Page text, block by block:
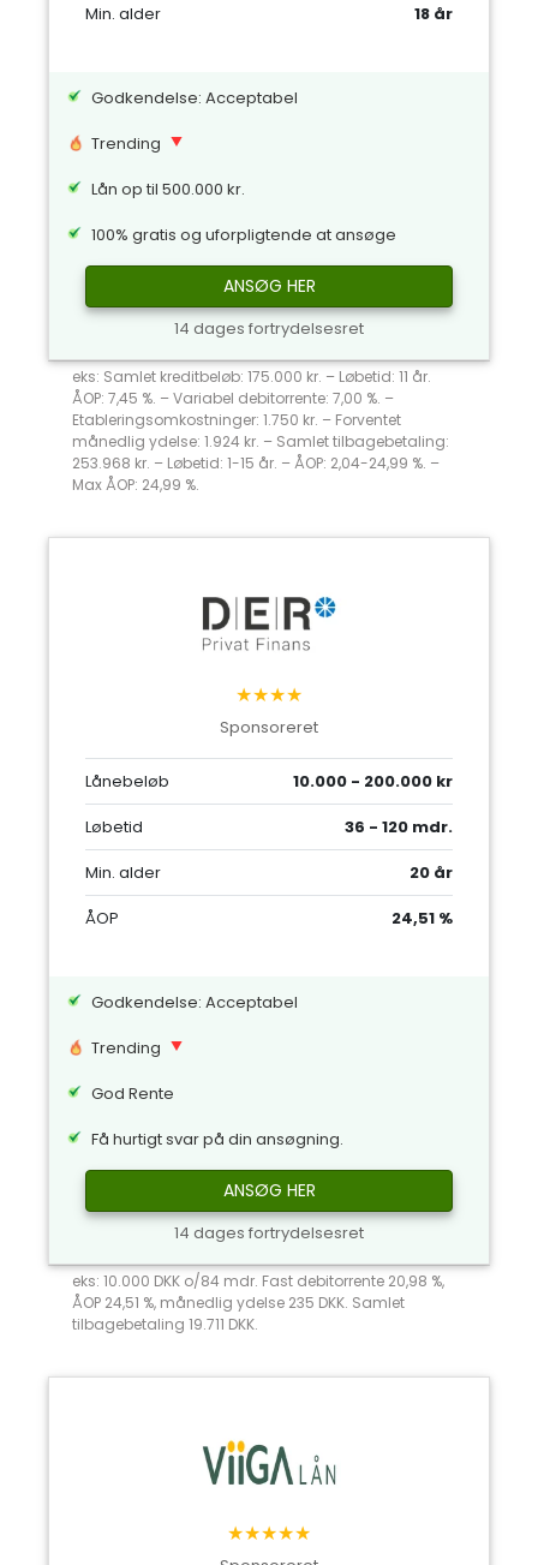
Min. alder
18 år
Godkendelse: Acceptabel
Trending
Lån op til 500.000 kr.
100% gratis og uforpligtende at ansøge
ANSØG HER
14 dages fortrydelsesret
eks: Samlet kreditbeløb: 175.000 kr. – Løbetid: 11 år.
ÅOP: 7,45 %. – Variabel debitorrente: 7,00 %. –
Etableringsomkostninger: 1.750 kr. – Forventet
månedlig ydelse: 1.924 kr. – Samlet tilbagebetaling:
253.968 kr. – Løbetid: 1-15 år. – ÅOP: 2,04-24,99 %. –
Max ÅOP: 24,99 %.
★★★★
Sponsoreret
Lånebeløb
10.000 - 200.000 kr
Løbetid
36 - 120 mdr.
Min. alder
20 år
ÅOP
24,51 %
Godkendelse: Acceptabel
Trending
God Rente
Få hurtigt svar på din ansøgning.
ANSØG HER
14 dages fortrydelsesret
eks: 10.000 DKK o/84 mdr. Fast debitorrente 20,98 %,
ÅOP 24,51 %, månedlig ydelse 235 DKK. Samlet
tilbagebetaling 19.711 DKK.
★★★★★